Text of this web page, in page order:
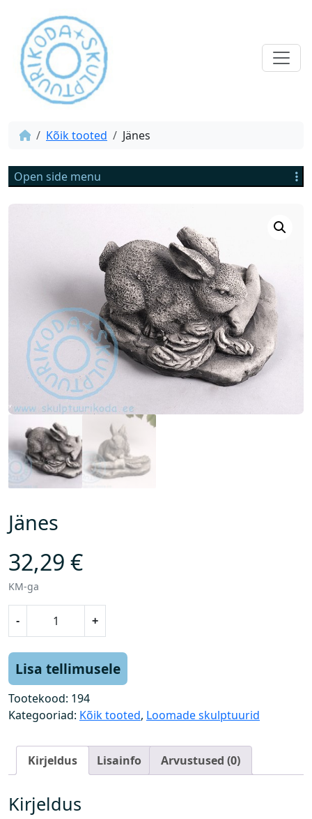
Kõik tooted Jänes
Open side menu
Jänes
32,29 €
KM-ga
-
s
k
o
+
Lisa tellimusele
Tootekood: 194
Kategooriad: Kõik tooted, Loomade skulptuurid
Kirjeldus Lisainfo Arvustused (0)
Kirjeldus